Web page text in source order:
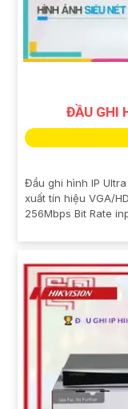
ĐẦU GHI
Đầu ghi hình IP
xuất tín hiệu VGA/
256Mbps Bit Rate